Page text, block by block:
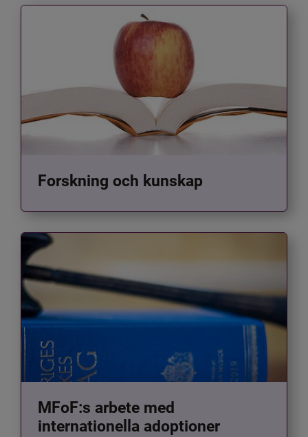
Forskning och kunskap
MFoF:s arbete med
internationella adoptioner